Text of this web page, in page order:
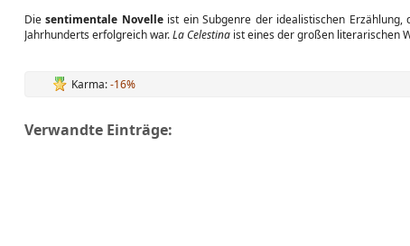
Diesentimentale Novelleist ein Subgenre der idealistischen
Jahrhunderts erfolgreich war.La Celestina ist eines der großen literarischen
Karma:-16%
Verwandte Einträge: